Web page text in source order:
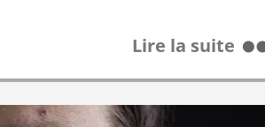
Lire la suite